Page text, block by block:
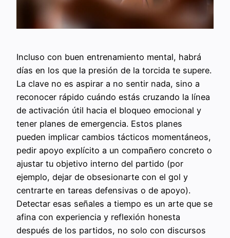
Incluso con buen entrenamiento mental, habrá
días en los que la presión de la torcida te supere.
La clave no es aspirar a no sentir nada, sino a
reconocer rápido cuándo estás cruzando la línea
de activación útil hacia el bloqueo emocional y
tener planes de emergencia. Estos planes
pueden implicar cambios tácticos momentáneos,
pedir apoyo explícito a un compañero concreto o
ajustar tu objetivo interno del partido (por
ejemplo, dejar de obsesionarte con el gol y
centrarte en tareas defensivas o de apoyo).
Detectar esas señales a tiempo es un arte que se
afina con experiencia y reflexión honesta
después de los partidos, no solo con discursos